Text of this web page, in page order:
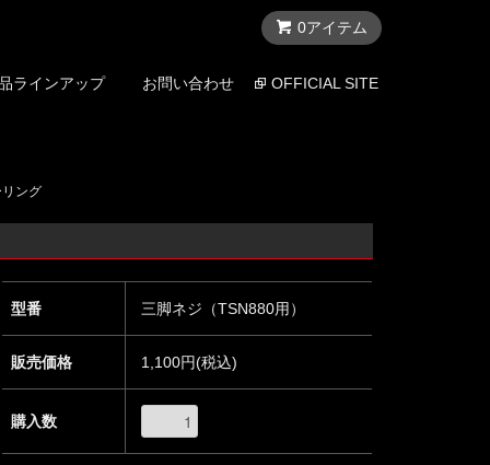
0アイテム
ラインアップ お問い合わせ OFFICIAL SITE
ング
型番 三脚ネジ（TSN880用）
販売価格 1,100円(税込)
購入数